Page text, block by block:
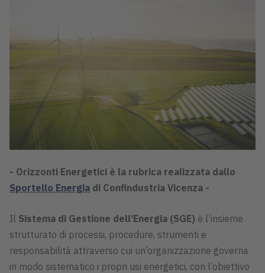
- Orizzonti Energetici è la rubrica realizzata dallo
Sportello Energia di Confindustria Vicenza -
Il Sistema di Gestione dell’Energia (SGE) è l’insieme
strutturato di processi, procedure, strumenti e
responsabilità attraverso cui un’organizzazione governa
in modo sistematico i propri usi energetici, con l’obiettivo